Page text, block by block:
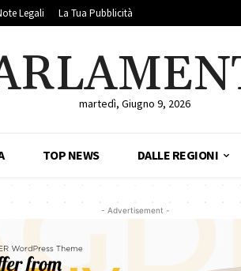
Legali La Tua Pubblicità
martedì, Giugno 9, 2026
TOP NEWS DALLE REGIONI
- Advertisement -